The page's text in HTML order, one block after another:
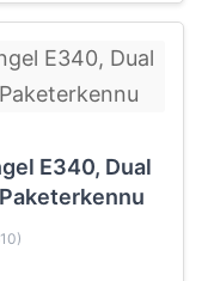
E340, Dual